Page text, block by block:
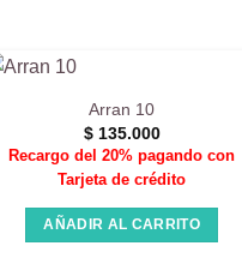
Arran 10
$135.000
Recargo del 20% pagando con
Tarjeta de crédito
AÑADIR AL CARRITO